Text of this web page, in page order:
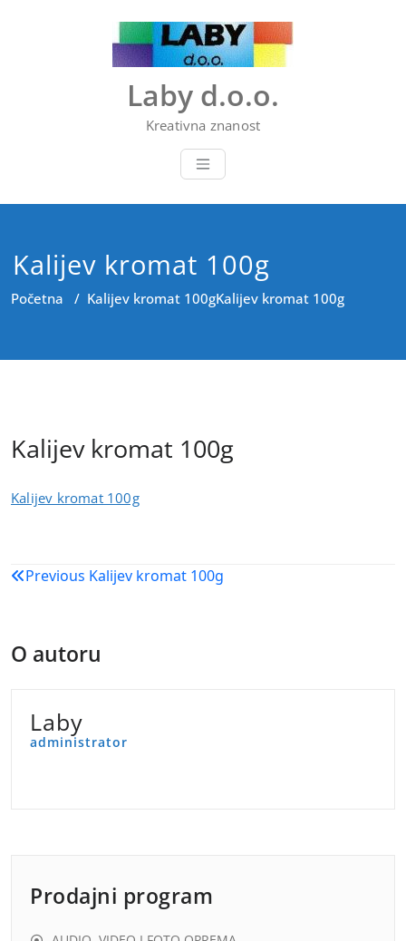
Laby d.o.o.
Kreativna znanost
Kalijev kromat 100g
Početna / Kalijev kromat 100gKalijev kromat 100g
Kalijev kromat 100g
Kalijev kromat 100g
Navigacija
Previous Kalijev kromat 100g
O autoru
Laby
administrator
Prodajni program